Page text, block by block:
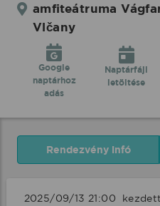
amfiteátruma
Vlčany
Google
naptárhoz
adás
Naptárfájl
letöltése
Rendezvény infó
2025/09/13 21:00